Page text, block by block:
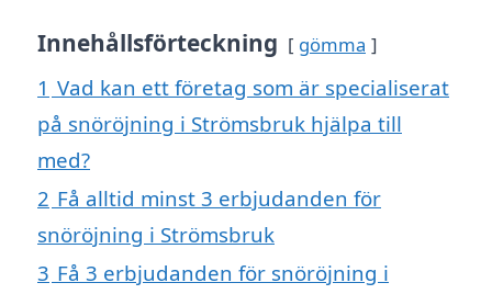
Innehållsförteckning gömma
1 Vad kan ett företag som är specialiserat
på snöröjning i Strömsbruk hjälpa till
med?
2 Få alltid minst 3 erbjudanden för
snöröjning i Strömsbruk
3 Få 3 erbjudanden för snöröjning i